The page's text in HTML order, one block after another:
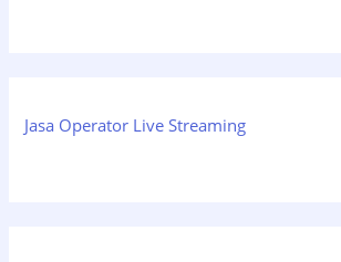
Jasa Operator Live Streaming